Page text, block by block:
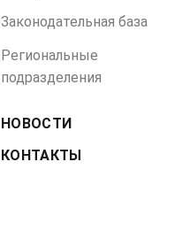
Законодательная база
Региональные
подразделения
НОВОСТИ
КОНТАКТЫ